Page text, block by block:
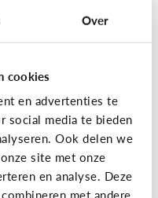
Over
cookies
en advertenties te
social media te bieden
Ook delen we
site met onze
en analyse. Deze
met andere
het zin